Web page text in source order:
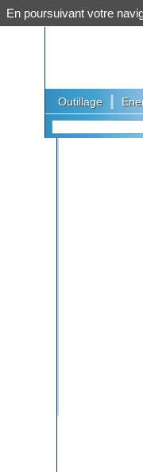
Outillage
En poursuivant votre